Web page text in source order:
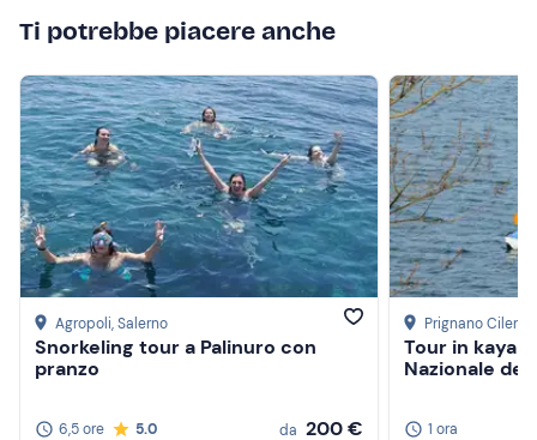
Ti potrebbe piacere anche
Agropoli, Salerno
Snorkeling tour a Palinuro con
pranzo
6,5 ore
5.0
da 200 €
Prignano Cilento
Tour in kayak
Nazionale del
1 ora